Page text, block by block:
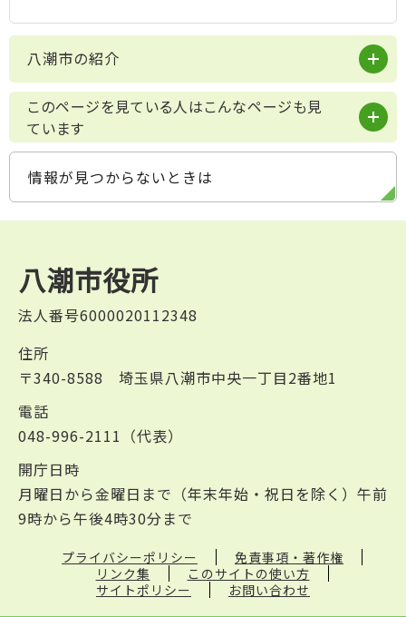
八潮市の紹介
このページを見ている人はこんなページも見
ています
情報が見つからないときは
八潮市役所
法人番号6000020112348
住所
〒340-8588 埼玉県八潮市中央一丁目2番地1
電話
048-996-2111（代表）
開庁日時
月曜日から金曜日まで（年末年始・祝日を除く）午前
9時から午後4時30分まで
プライバシーポリシー
免責事項・著作権
リンク集
このサイトの使い方
サイトポリシー
お問い合わせ